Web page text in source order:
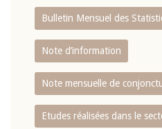
Bulletin Mensuel des
Note d’information
Note mensuelle de
Etudes réalisées dans le